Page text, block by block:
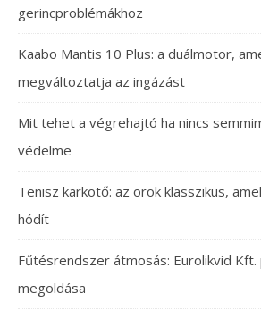
gerincproblémákhoz
Kaabo Mantis 10 Plus: a duálmotor,
megváltoztatja az ingázást
Mit tehet a végrehajtó ha nincs
védelme
Tenisz karkötő: az örök klasszikus,
hódít
Fűtésrendszer átmosás: Eurolikvid
megoldása